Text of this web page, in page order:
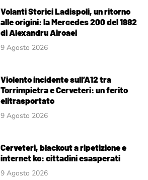
Volanti Storici Ladispoli, un ritorno
alle origini: la Mercedes 200 del 1982
di Alexandru Airoaei
9 Agosto 2026
Violento incidente sull’A12 tra
Torrimpietra e Cerveteri: un ferito
elitrasportato
9 Agosto 2026
Cerveteri, blackout a ripetizione e
internet ko: cittadini esasperati
9 Agosto 2026